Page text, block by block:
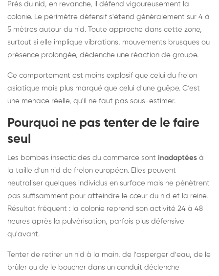
Près du nid, en revanche, il défend vigoureusement la
colonie. Le périmètre défensif s'étend généralement sur 4 à
5 mètres autour du nid. Toute approche dans cette zone,
surtout si elle implique vibrations, mouvements brusques ou
présence prolongée, déclenche une réaction de groupe.
Ce comportement est moins explosif que celui du frelon
asiatique mais plus marqué que celui d'une guêpe. C'est
une menace réelle, qu'il ne faut pas sous-estimer.
Pourquoi ne pas tenter de le faire
seul
Les bombes insecticides du commerce sont inadaptées à
la taille d'un nid de frelon européen. Elles peuvent
neutraliser quelques individus en surface mais ne pénètrent
pas suffisamment pour atteindre le cœur du nid et la reine.
Résultat fréquent : la colonie reprend son activité 24 à 48
heures après la pulvérisation, parfois plus défensive
qu'avant.
Tenter de retirer un nid à la main, de l'asperger d'eau, de le
brûler ou de le boucher dans un conduit déclenche